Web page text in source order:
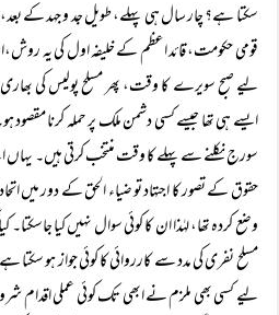
سکتا ہے؟ چار سال ہی پہلے، طویل جد و جہد کے
قومی حکومت، قائد اعظم کے خلیفہ اول کی یہ
لیے صبح سویرے کا وقت، پھر مسلح پولیس کی
ایسے ہی تھا جیسے کسی دشمن ملک پر حملہ کرنا مقصود
سورج نکلنے سے پہلے کا وقت منتخب کرتی ہیں۔ یہاں
حقوق کے تصور کا اجتہاد تو ضیاء الحق کے دور میں
وضع کردہ تھا، لہٰذا ان کا کوئی سوال نہیں کیا
مسلح نفری کی مدد سے کارروائی کا کوئی جواز ہو
لیے کسی بھی ملزم نے ابھی تک کوئی عملی اقدام